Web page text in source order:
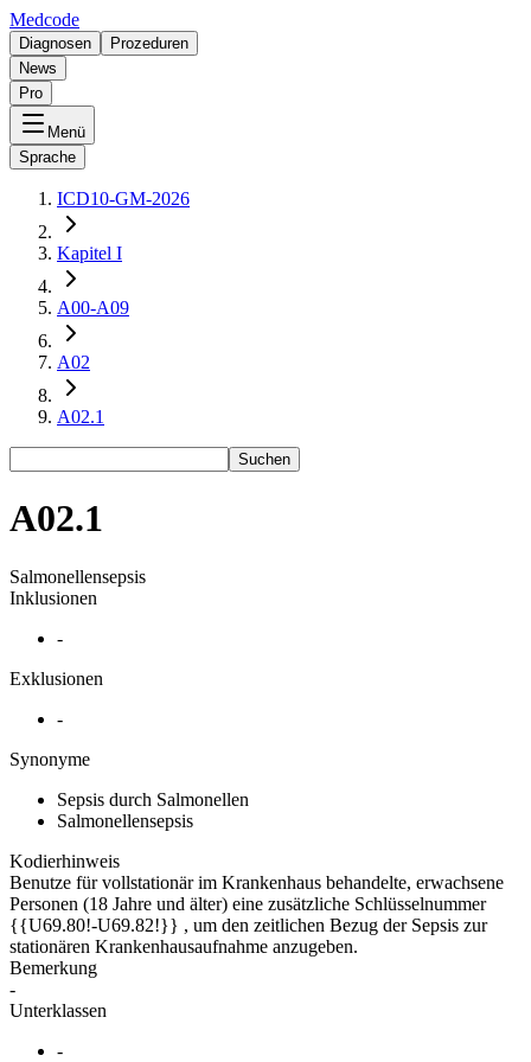
Medcode
Diagnosen
Prozeduren
News
Pro
Menü
Sprache
ICD10-GM-2026
Kapitel I
A00-A09
A02
A02.1
Suchen
A02.1
Salmonellensepsis
Inklusionen
-
Exklusionen
-
Synonyme
Sepsis durch Salmonellen
Salmonellensepsis
Kodierhinweis
Benutze für vollstationär im Krankenhaus behandelte, erwachsene
Personen (18 Jahre und älter) eine zusätzliche Schlüsselnummer
{{U69.80!-U69.82!}} , um den zeitlichen Bezug der Sepsis zur
stationären Krankenhausaufnahme anzugeben.
Bemerkung
-
Unterklassen
-